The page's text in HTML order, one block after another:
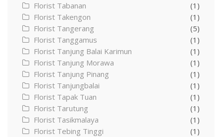
Florist Tabanan
(1)
Florist Takengon
(1)
Florist Tangerang
(5)
Florist Tanggamus
(1)
Florist Tanjung Balai Karimun
(1)
Florist Tanjung Morawa
(1)
Florist Tanjung Pinang
(1)
Florist Tanjungbalai
(1)
Florist Tapak Tuan
(1)
Florist Tarutung
(1)
Florist Tasikmalaya
(1)
Florist Tebing Tinggi
(1)